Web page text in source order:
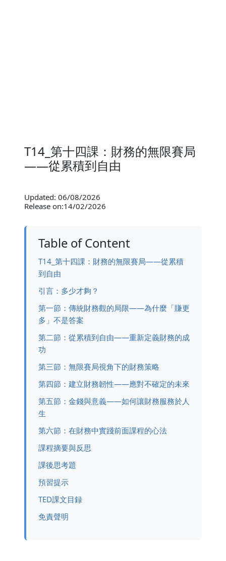
T14_第十四課：財務的無限賽局
——從累積到自由
Updated: 06/08/2026
Release on:14/02/2026
Table of Content
T14_第十四課：財務的無限賽局——從累積
到自由
引言：多少才夠？
第一節：傳統財務觀的局限——為什麼「賺更
多」不是答案
第二節：從累積到自由——重新定義財務的成
功
第三節：無限賽局視角下的財務策略
第四節：建立財務韌性——應對不確定的未來
第五節：金錢與意義——如何讓財務服務於人
生
第六節：在財務中實踐前面課程的心法
課程摘要與反思
課後思考題
預習提示
TED課文目録
免責聲明